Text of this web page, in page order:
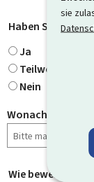
sie
Haben Sie
Ja
Teilweise
Nein
Wonach haben
Wie bewerten Sie